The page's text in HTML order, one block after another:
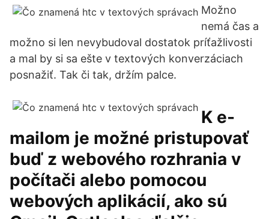
Možno
nemá čas a
možno si len nevybudoval dostatok príťažlivosti
a mal by si sa ešte v textových konverzáciach
posnažiť. Tak či tak, držím palce.
K e-
mailom je možné pristupovať
buď z webového rozhrania v
počítači alebo pomocou
webových aplikácií, ako sú